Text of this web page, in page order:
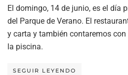
El domingo, 14 de junio, es el día
del Parque de Verano. El
y carta y también contaremos
la piscina.
SEGUIR LEYENDO